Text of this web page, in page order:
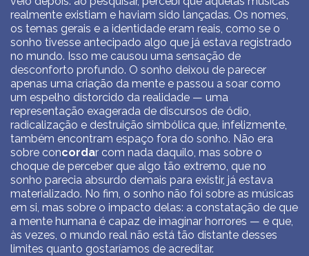
realmente existiam e haviam sido lançadas. Os nomes,
os temas gerais e a identidade eram reais, como se o
sonho tivesse antecipado algo que já estava registrado
no mundo. Isso me causou uma sensação de
desconforto profundo. O sonho deixou de parecer
apenas uma criação da mente e passou a soar como
um espelho distorcido da realidade — uma
representação exagerada de discursos de ódio,
radicalização e destruição simbólica que, infelizmente,
também encontram espaço fora do sonho. Não era
sobre concordar com nada daquilo, mas sobre o
choque de perceber que algo tão extremo, que no
sonho parecia absurdo demais para existir, já estava
materializado. No fim, o sonho não foi sobre as músicas
em si, mas sobre o impacto delas: a constatação de que
a mente humana é capaz de imaginar horrores — e que,
às vezes, o mundo real não está tão distante desses
limites quanto gostaríamos de acreditar.